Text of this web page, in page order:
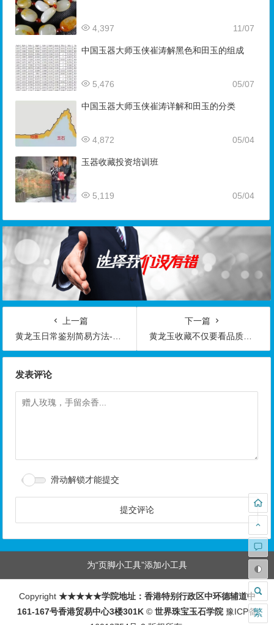
11/07
4,397
中国玉器大师玉侠崔涛解黑色和田玉的组成
05/07
5,476
中国玉器大师玉侠崔涛详解和田玉的分类
05/04
4,872
玉器收藏投资培训班
05/04
5,119
上一篇
黄龙玉日常鉴别简易方法-玉器鉴定师培训核心内容
下一篇
黄龙玉收藏不仅要看品质还要看市场-玉器鉴定师培训核心内容
发表评论
滑动解锁才能提交
为“页脚小工具”添加小工具
Copyright ★★★★★学院地址：香港特别行政区中环德辅道中
161-167号香港贸易中心3楼301K © 世界珠宝玉石学院 豫ICP备繁